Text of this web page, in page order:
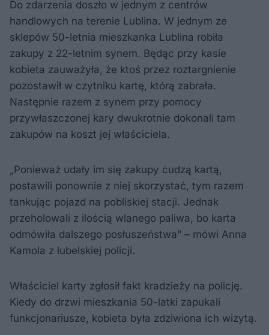
Do zdarzenia doszło w jednym z centrów
handlowych na terenie Lublina. W jednym ze
sklepów 50-letnia mieszkanka Lublina robiła
zakupy z 22-letnim synem. Będąc przy kasie
kobieta zauważyła, że ktoś przez roztargnienie
pozostawił w czytniku kartę, którą zabrała.
Następnie razem z synem przy pomocy
przywłaszczonej kary dwukrotnie dokonali tam
zakupów na koszt jej właściciela.
„Ponieważ udały im się zakupy cudzą kartą,
postawili ponownie z niej skorzystać, tym razem
tankując pojazd na pobliskiej stacji. Jednak
przeholowali z ilością wlanego paliwa, bo karta
odmówiła dalszego posłuszeństwa” – mówi Anna
Kamola z lubelskiej policji.
Właściciel karty zgłosił fakt kradzieży na policję.
Kiedy do drzwi mieszkania 50-latki zapukali
funkcjonariusze, kobieta była zdziwiona ich wizytą.